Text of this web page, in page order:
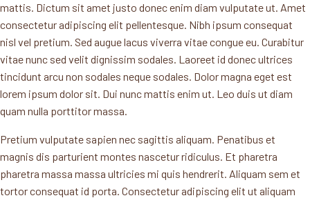
mattis. Dictum sit amet justo donec enim diam vulputate ut. Amet
consectetur adipiscing elit pellentesque. Nibh ipsum consequat
nisl vel pretium. Sed augue lacus viverra vitae congue eu. Curabitur
vitae nunc sed velit dignissim sodales. Laoreet id donec ultrices
tincidunt arcu non sodales neque sodales. Dolor magna eget est
lorem ipsum dolor sit. Dui nunc mattis enim ut. Leo duis ut diam
quam nulla porttitor massa.
Pretium vulputate sapien nec sagittis aliquam. Penatibus et
magnis dis parturient montes nascetur ridiculus. Et pharetra
pharetra massa massa ultricies mi quis hendrerit. Aliquam sem et
tortor consequat id porta. Consectetur adipiscing elit ut aliquam